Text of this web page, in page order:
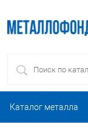
Каталог металла